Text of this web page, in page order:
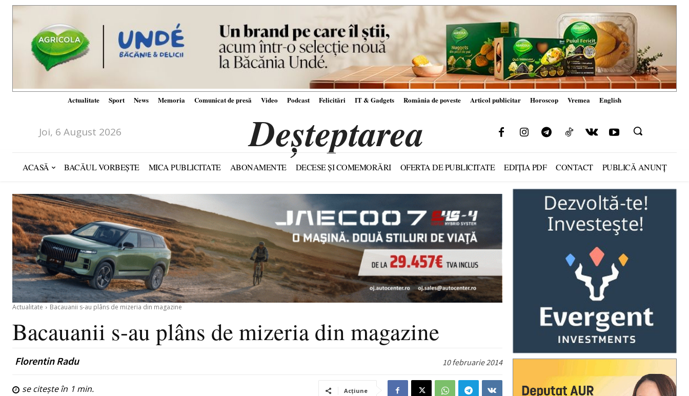
Actualitate Sport News Memoria Comunicat de presă Video Podcast Felicitări IT & Gadgets România de poveste Articol publicitar Horoscop Vremea English
Joi, 6 August 2026 Deșteptarea
ACASĂ BACĂUL VORBEȘTE MICA PUBLICITATE ABONAMENTE DECESE ȘI COMEMORĂRI OFERTA DE PUBLICITATE EDIȚIA PDF CONTACT PUBLICĂ ANUNȚ
Actualitate Bacauanii s-au plâns de mizeria din magazine
Bacauanii s-au plâns de mizeria din magazine
Florentin Radu 10 februarie 2014
se citește în 1 min. Acțiune